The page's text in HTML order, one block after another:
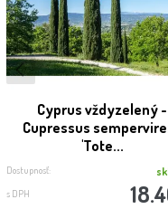
Cyprus vždyzelený -
Cupressus
'Tote...
Dostupnosť:
s DPH